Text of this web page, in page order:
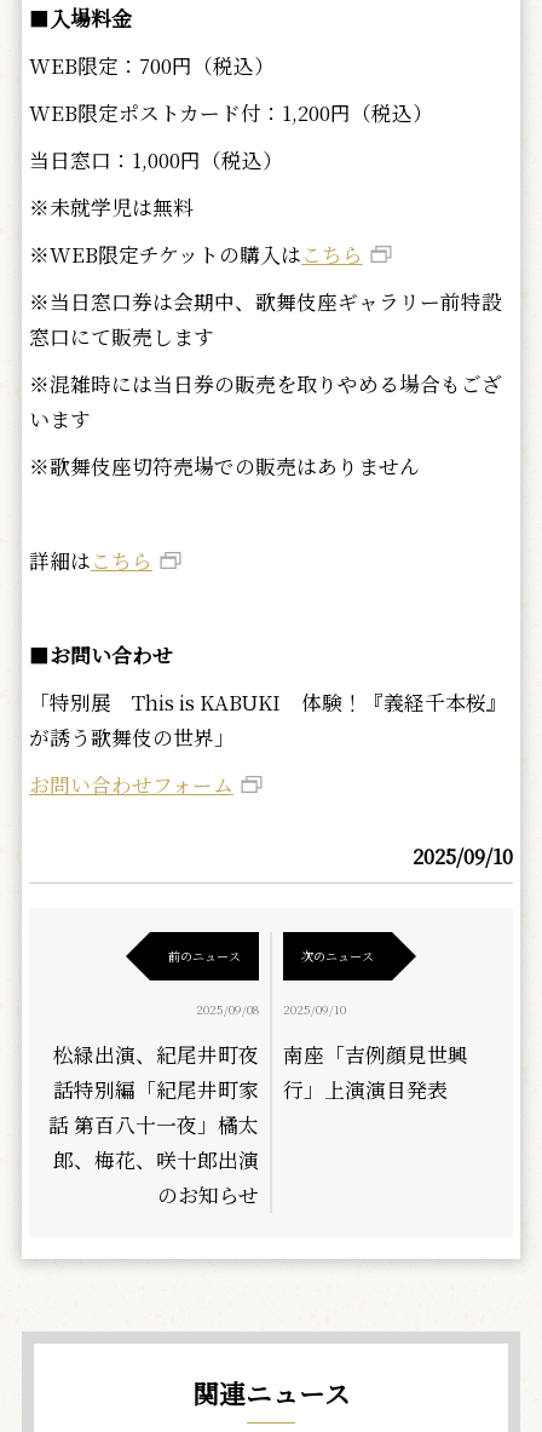
■ 入場料金
WEB限定：700円（税込）
WEB限定ポストカード付：1,200円（税込）
当日窓口：1,000円（税込）
※未就学児は無料
※WEB限定チケットの購入はこちら
※当日窓口券は会期中、歌舞伎座ギャラリー前特設
窓口にて販売します
※混雑時には当日券の販売を取りやめる場合もござ
います
※歌舞伎座切符売場での販売はありません
詳細はこちら
■お問い合わせ
「特別展 This is KABUKI 体験！『義経千本桜』
が誘う歌舞伎の世界」
お問い合わせフォーム
2025/09/10
前のニュース
2025/09/08
松緑出演、紀尾井町夜
話特別編「紀尾井町家
話 第百八十一夜」橘太
郎、梅花、咲十郎出演
のお知らせ
次のニュース
2025/09/10
南座「吉例顔見世興
行」上演演目発表
関連ニュース